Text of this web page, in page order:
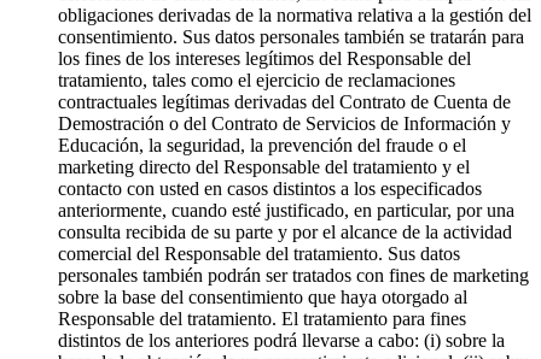
obligaciones derivadas de la normativa relativa a la gestión del
consentimiento. Sus datos personales también se tratarán para
los fines de los intereses legítimos del Responsable del
tratamiento, tales como el ejercicio de reclamaciones
contractuales legítimas derivadas del Contrato de Cuenta de
Demostración o del Contrato de Servicios de Información y
Educación, la seguridad, la prevención del fraude o el
marketing directo del Responsable del tratamiento y el
contacto con usted en casos distintos a los especificados
anteriormente, cuando esté justificado, en particular, por una
consulta recibida de su parte y por el alcance de la actividad
comercial del Responsable del tratamiento. Sus datos
personales también podrán ser tratados con fines de marketing
sobre la base del consentimiento que haya otorgado al
Responsable del tratamiento. El tratamiento para fines
distintos de los anteriores podrá llevarse a cabo: (i) sobre la